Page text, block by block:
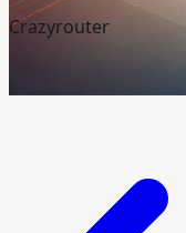
Crazyrouter